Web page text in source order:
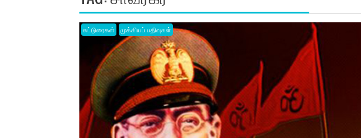
கட்டுரைகள் முக்கியப் பதிவுகள்